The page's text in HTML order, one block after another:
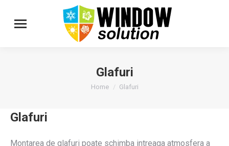
Glafuri
You are here:
Home Glafuri
Glafuri
Montarea de glafuri poate schimba intreaga atmosfera a